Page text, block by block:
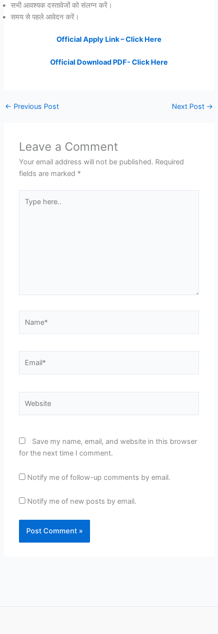
सभी आवश्यक दस्तावेजों को संलग्न करें।
समय से पहले आवेदन करें।
Official Apply Link – Click Here
Official Download PDF- Click Here
← Previous Post Next Post →
Leave a Comment
Your email address will not be published. Required
fields are marked *
here..
Save my name, email, and website in this browser
for the next time I comment.
Notify me of follow-up comments by email.
Notify me of new posts by email.